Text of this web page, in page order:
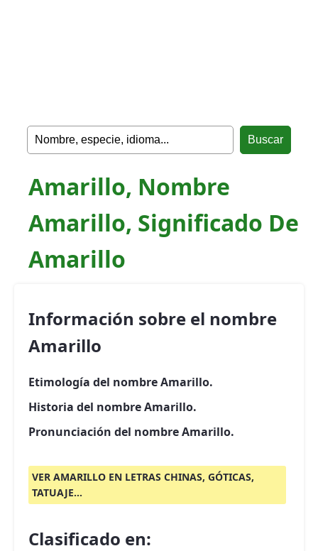
Amarillo, Nombre
Amarillo, Significado De
Amarillo
Información sobre el nombre
Amarillo
Etimología del nombre Amarillo.
Historia del nombre Amarillo.
Pronunciación del nombre Amarillo.
VER AMARILLO EN LETRAS CHINAS, GÓTICAS,
TATUAJE...
Clasificado en: